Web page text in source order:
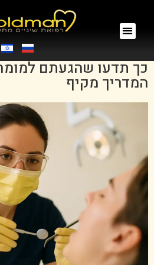
כך תדעו שהגעתם
המדריך מקיף